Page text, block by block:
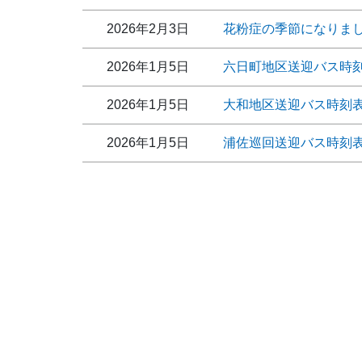
2026年2月3日 花粉症の季節になりま
2026年1月5日 六日町地区送迎バス時
2026年1月5日 大和地区送迎バス時刻
2026年1月5日 浦佐巡回送迎バス時刻